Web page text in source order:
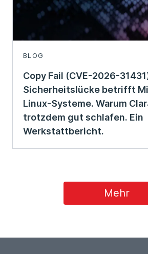
BLOG
Copy Fail (CVE-2026-
Sicherheitslücke betrifft
Linux-Systeme. Warum
trotzdem gut schlafen. Ein
Werkstattbericht.
Mehr